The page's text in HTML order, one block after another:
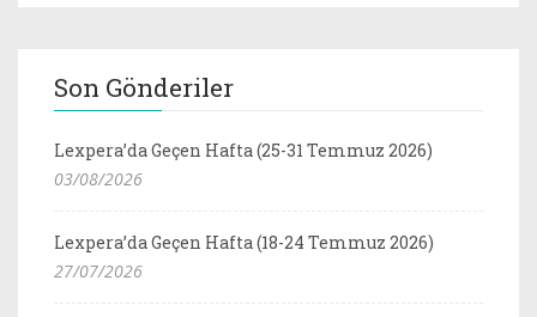
Son Gönderiler
Lexpera’da Geçen Hafta (25-31 Temmuz 2026)
03/08/2026
Lexpera’da Geçen Hafta (18-24 Temmuz 2026)
27/07/2026